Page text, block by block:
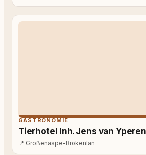
GASTRONOMIE
Tierhotel Inh. Jens van Yperen
📍 Großenaspe-Brokenlan